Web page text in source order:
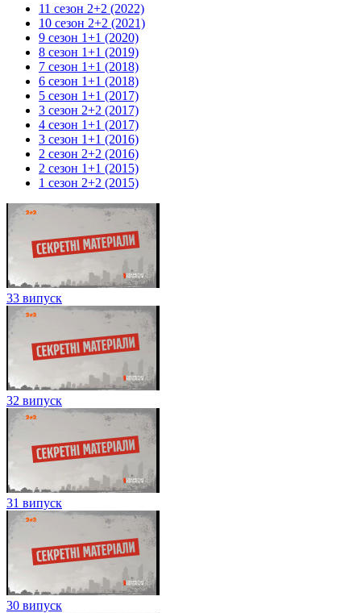
11 сезон 2+2 (2022)
10 сезон 2+2 (2021)
9 сезон 1+1 (2020)
8 сезон 1+1 (2019)
7 сезон 1+1 (2018)
6 сезон 1+1 (2018)
5 сезон 1+1 (2017)
3 сезон 2+2 (2017)
4 сезон 1+1 (2017)
3 сезон 1+1 (2016)
2 сезон 2+2 (2016)
2 сезон 1+1 (2015)
1 сезон 2+2 (2015)
33 випуск
32 випуск
31 випуск
30 випуск